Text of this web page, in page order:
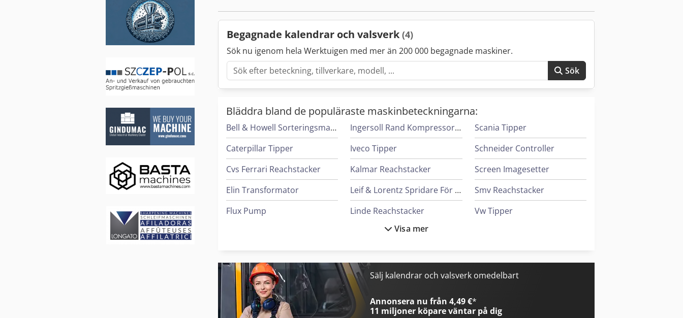
Begagnade kalendrar och valsverk (4)
Sök nu igenom hela Werktuigen med mer än 200 000 begagnade maskiner.
Sök
Bläddra bland de populäraste maskinbeteckningarna:
Bell & Howell Sorteringsmaskiner
Caterpillar Tipper
Cvs Ferrari Reachstacker
Elin Transformator
Flux Pump
Hp Skrivare
Ingersoll Rand Kompressorer
Iveco Tipper
Kalmar Reachstacker
Leif & Lorentz Spridare För Lim
Linde Reachstacker
Man Tipper
Mark Kompressorer
Mercedes Benz Tipper
Scania Tipper
Schneider Controller
Screen Imagesetter
Smv Reachstacker
Vw Tipper
Visa mer
Sälj kalendrar och valsverk omedelbart
Annonsera nu från 4,49 €*
11 miljoner köpareväntar på dig